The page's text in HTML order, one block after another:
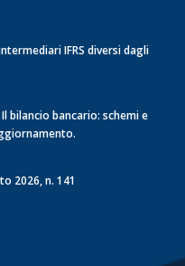
IFRS diversi dagli
bilancio bancario: schemi e
2026, n. 141